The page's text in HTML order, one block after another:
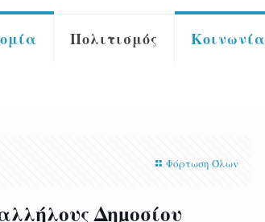
Πολιτισμός Κοινωνία
Φόρτωση Όλων
Δηµοσίου